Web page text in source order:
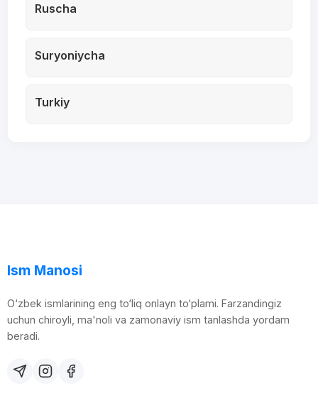
Ruscha
Suryoniycha
Turkiy
Ism Manosi
O‘zbek ismlarining eng to‘liq onlayn to‘plami. Farzandingiz
uchun chiroyli, ma'noli va zamonaviy ism tanlashda yordam
beradi.